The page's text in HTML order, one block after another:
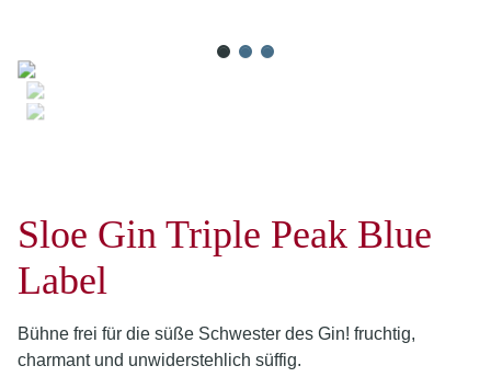
Sloe Gin Triple Peak Blue
Label
Bühne frei für die süße Schwester des Gin! fruchtig,
charmant und unwiderstehlich süffig.